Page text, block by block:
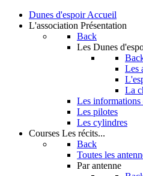
Dunes d'espoir Accueil
L'association Présentation
Back
Les Dunes
Les
La
Les informations
Les pilotes
Les cylindres
Courses Les récits...
Back
Toutes les
Par antenne